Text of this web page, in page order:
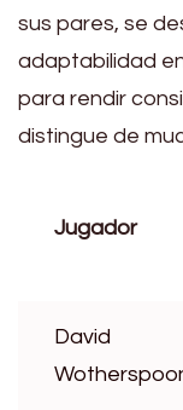
sus pares, se
adaptabilidad
para rendir
distingue de
Jugador
David